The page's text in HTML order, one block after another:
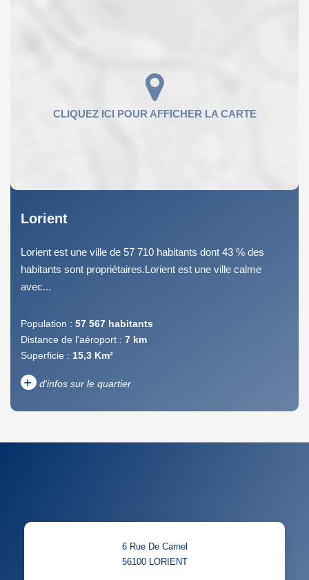
Lorient
Lorient est une ville de 57 710 habitants dont 43 % des
habitants sont propriétaires.Lorient est une ville calme
avec...
Population : 57 567 habitants
Distance de l'aéroport : 7 km
Superficie : 15,3 Km²
+ d'infos sur le quartier
PART DES MÉNAGES SANS
VOITURE
6 Rue De Carnel
56100 LORIENT